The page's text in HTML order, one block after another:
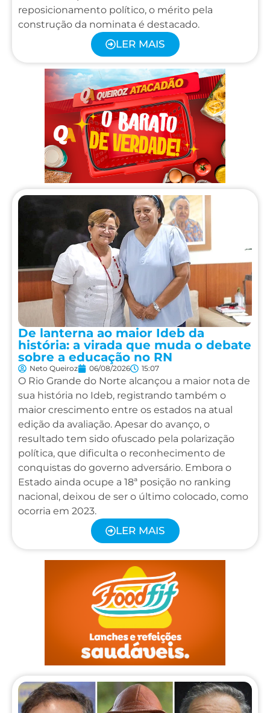
reposicionamento político, o mérito pela
construção da nominata é destacado.
LER MAIS
De lanterna ao maior Ideb da
história: a virada que muda o debate
sobre a educação no RN
Neto Queiroz 06/08/2026 15:07
O Rio Grande do Norte alcançou a maior nota de
sua história no Ideb, registrando também o
maior crescimento entre os estados na atual
edição da avaliação. Apesar do avanço, o
resultado tem sido ofuscado pela polarização
política, que dificulta o reconhecimento de
conquistas do governo adversário. Embora o
Estado ainda ocupe a 18ª posição no ranking
nacional, deixou de ser o último colocado, como
ocorria em 2023.
LER MAIS